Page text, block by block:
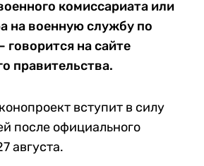
комиссариата или
на военную службу по
говорится на сайте
правительства.
вступит в силу
после официального
августа.